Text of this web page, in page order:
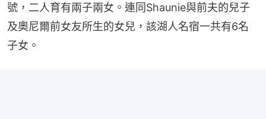
號，二人育有兩子兩女。連同Shaunie與前夫的兒子
及奧尼爾前女友所生的女兒，該湖人名宿一共有6名
子女。